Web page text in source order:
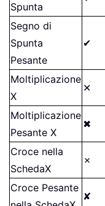
Spunta
Segno di
Spunta
Pesante
✔
Moltiplicazione
X
✕
Moltiplicazione
Pesante X
✖
Croce nella
SchedaX
✗
Croce Pesante
✘